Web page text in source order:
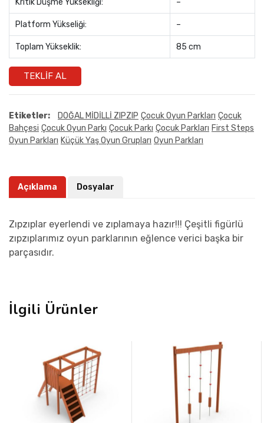
Platform Yükseliği: –
Toplam Yükseklik: 85 cm
TEKLIF AL
Etiketler: DOĞAL MİDİLLİ ZIPZIP Çocuk Oyun Parkları Çocuk
Bahçesi Çocuk Oyun Parkı Çocuk Parkı Çocuk Parkları First Steps
Oyun Parkları Küçük Yaş Oyun Grupları Oyun Parkları
Açıklama Dosyalar
Zıpzıplar eyerlendi ve zıplamaya hazır!!! Çeşitli figürlü
zıpzıplarımız oyun parklarının eğlence verici başka bir
parçasıdır.
İlgili Ürünler